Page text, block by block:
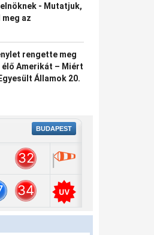
- Mutatjuk,
az
rengette meg
Amerikát – Miért
Államok 20.